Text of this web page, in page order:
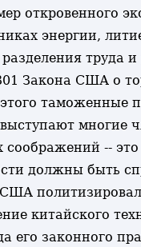
откровенного
энергии,
труда
Закона США о
многие
соображений --
должны быть
китайского
законного